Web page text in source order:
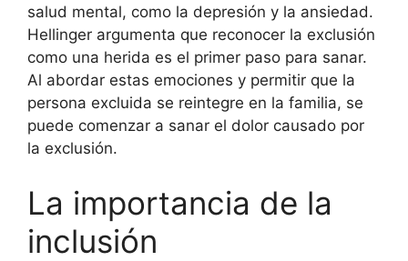
salud mental, como la depresión y la ansiedad.
Hellinger argumenta que reconocer la exclusión
como una herida es el primer paso para sanar.
Al abordar estas emociones y permitir que la
persona excluida se reintegre en la familia, se
puede comenzar a sanar el dolor causado por
la exclusión.
La importancia de la
inclusión